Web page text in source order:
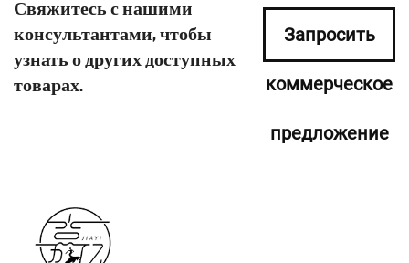
Свяжитесь с нашими
консультантами, чтобы
узнать о других доступных
товарах.
Запросить
коммерческое
предложение